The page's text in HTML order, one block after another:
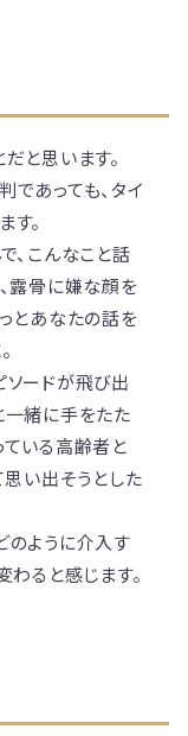
と思います。
あっても、タイ
。
、こんなこと話
露骨に嫌な顔を
とあなたの話を
ソードが飛び出
一緒に手をたた
ている高齢者と
思い出そうとした
のように介入す
わると感じます。